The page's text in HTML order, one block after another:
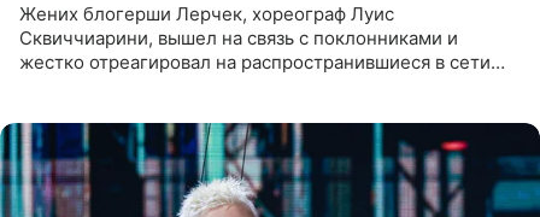
Жених блогерши Лерчек, хореограф Луис
Сквиччиарини, вышел на связь с поклонниками и
жестко отреагировал на распространившиеся в сети